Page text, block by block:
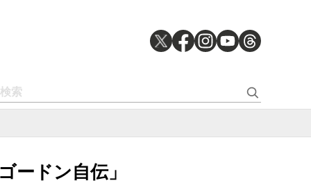
ドン自伝」